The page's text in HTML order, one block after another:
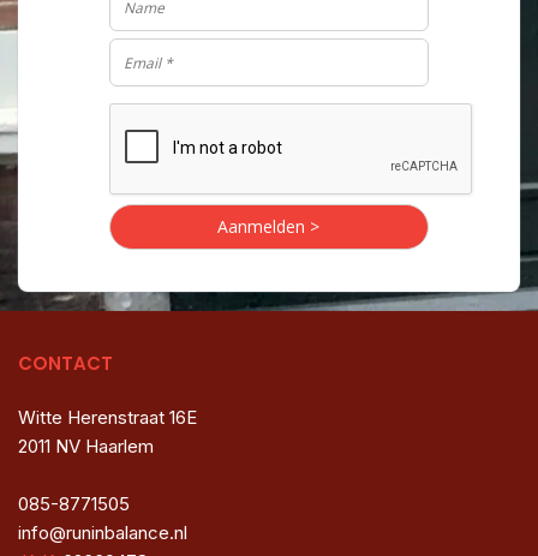
CONTACT
Witte Herenstraat 16E
2011 NV Haarlem
085-8771505
info@runinbalance.nl